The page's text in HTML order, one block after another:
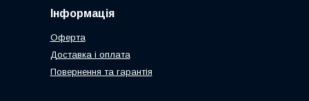
Інформація
Оферта
Доставка і оплата
Повернення та гарантія